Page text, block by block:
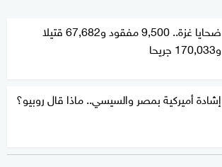
ضحايا غزة.. 9,500 مفقود و67,682 قتيلا
و170,033 جريحا
إشادة أميركية بمصر والسيسي.. ماذا قال روبيو؟